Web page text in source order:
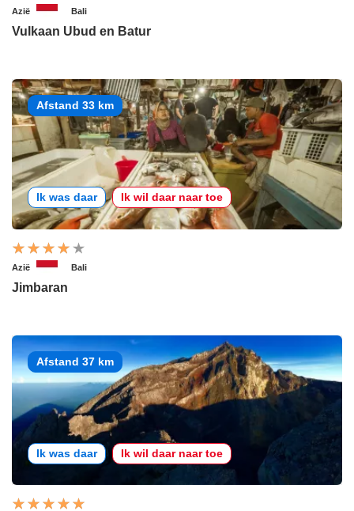
Azië Bali
Vulkaan Ubud en Batur
Afstand 33 km
Ik was daar Ik wil daar naar toe
Azië Bali
Jimbaran
Afstand 37 km
Ik was daar Ik wil daar naar toe